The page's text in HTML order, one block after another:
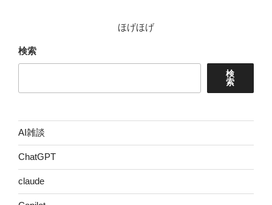
ほげほげ
検索
検
索
AI雑談
ChatGPT
claude